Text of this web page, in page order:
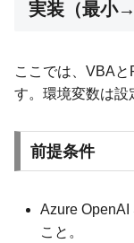
実装（最小→
ここでは、VBA
す。環境変数は設
前提条件
Azure OpenAI
こと。